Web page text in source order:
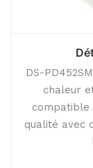
DS-
chaleur
compatible
qualité avec